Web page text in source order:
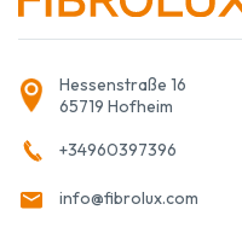
Hessenstraße 16
65719 Hofheim
+34960397396
info@fibrolux.com